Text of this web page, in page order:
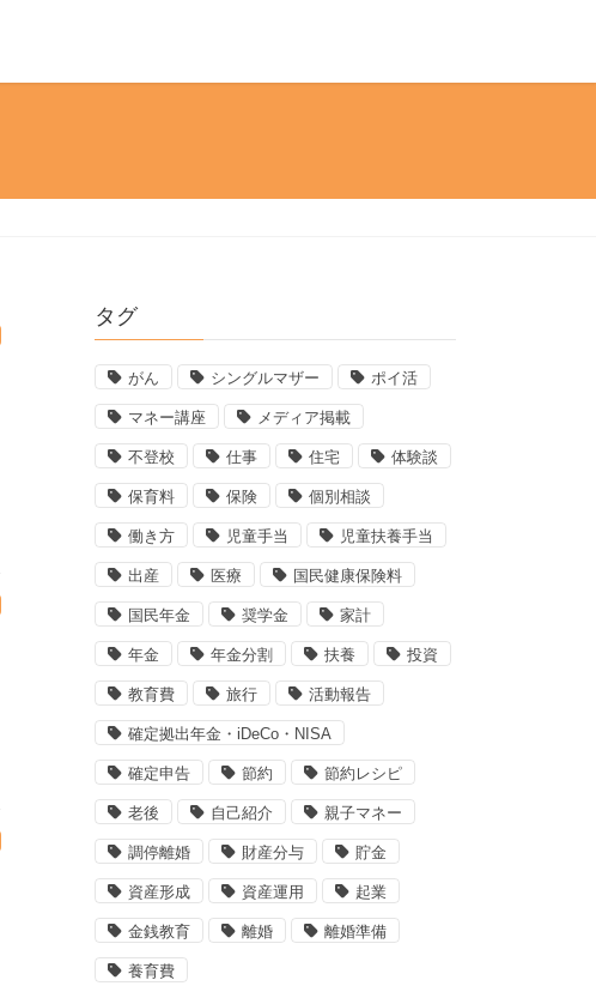
タグ
がん シングルマザー ポイ活
マネー講座 メディア掲載
不登校 仕事 住宅 体験談
保育料 保険 個別相談
働き方 児童手当 児童扶養手当
出産 医療 国民健康保険料
国民年金 奨学金 家計
年金 年金分割 扶養 投資
教育費 旅行 活動報告
確定拠出年金・iDeCo・NISA
確定申告 節約 節約レシピ
老後 自己紹介 親子マネー
調停離婚 財産分与 貯金
資産形成 資産運用 起業
金銭教育 離婚 離婚準備
養育費